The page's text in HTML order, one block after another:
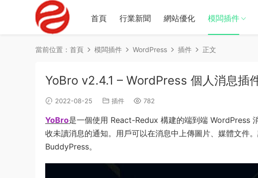
首頁 行業新聞 網站優化 模闆插件
當前位置： 首頁 模闆插件 WordPress 插件 正文
YoBro v2.4.1 – WordPress 個人消息插
2022-08-25 插件 782
YoBro是一個使用 React-Redux 構建的端到端 WordPress
收未讀消息的通知。用戶可以在消息中上傳圖片、媒體文件
BuddyPress。